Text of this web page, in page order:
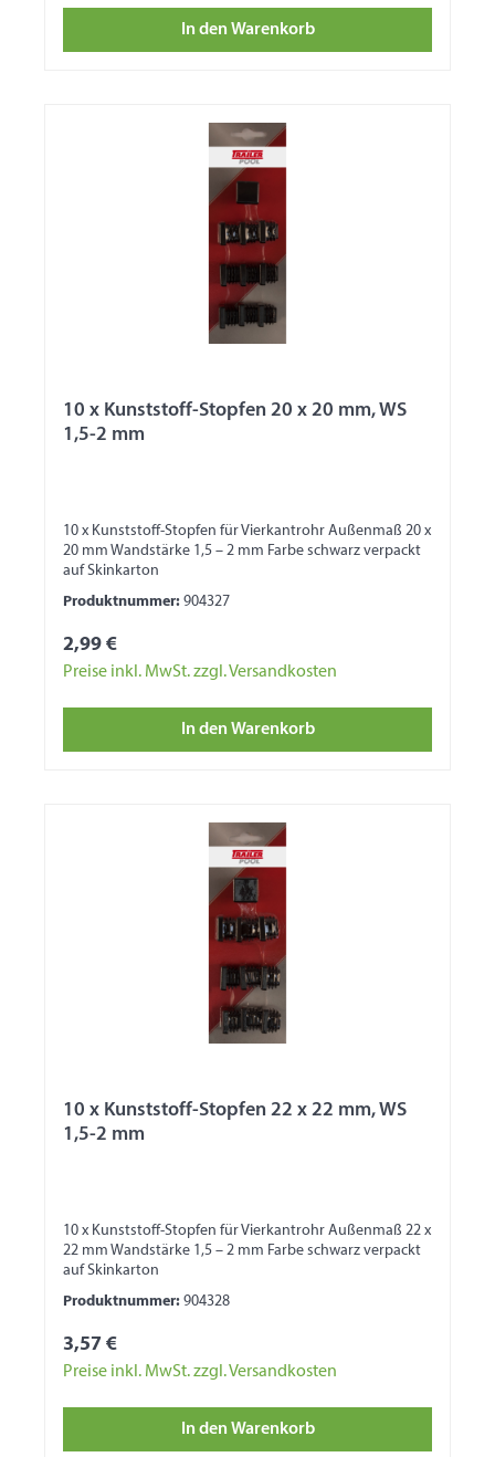
In den Warenkorb
10 x Kunststoff-Stopfen 20 x 20 mm, WS
1,5-2 mm
10 x Kunststoff-Stopfen für Vierkantrohr Außenmaß 20 x
20 mm Wandstärke 1,5 – 2 mm Farbe schwarz verpackt
auf Skinkarton
Produktnummer: 904327
2,99 €
Preise inkl. MwSt. zzgl. Versandkosten
In den Warenkorb
10 x Kunststoff-Stopfen 22 x 22 mm, WS
1,5-2 mm
10 x Kunststoff-Stopfen für Vierkantrohr Außenmaß 22 x
22 mm Wandstärke 1,5 – 2 mm Farbe schwarz verpackt
auf Skinkarton
Produktnummer: 904328
3,57 €
Preise inkl. MwSt. zzgl. Versandkosten
In den Warenkorb